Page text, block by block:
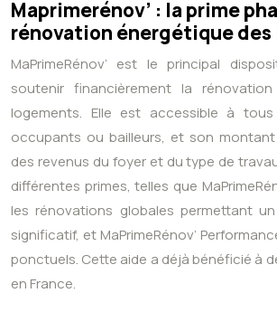
Maprimerénov’ : la prime
rénovation énergétique
MaPrimeRénov’ est le principal
soutenir financièrement la
logements. Elle est accessible à tous
occupants ou bailleurs, et son
des revenus du foyer et du type de
différentes primes, telles que
les rénovations globales permettant
significatif, et MaPrimeRénov’
ponctuels. Cette aide a déjà bénéficié à
en France.